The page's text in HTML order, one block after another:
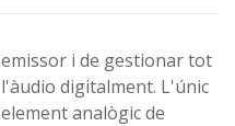
emissor i de gestionar tot
l'àudio digitalment. L'únic
element analògic de